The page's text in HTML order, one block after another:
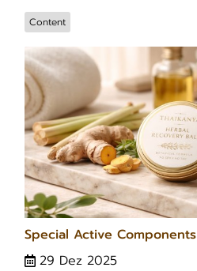
Content
Special Active Components
29 Dez 2025